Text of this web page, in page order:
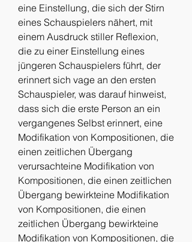
eine Einstellung, die sich der Stirn
eines Schauspielers nähert, mit
einem Ausdruck stiller Reflexion,
die zu einer Einstellung eines
jüngeren Schauspielers führt, der
erinnert sich vage an den ersten
Schauspieler, was darauf hinweist,
dass sich die erste Person an ein
vergangenes Selbst erinnert, eine
Modifikation von Kompositionen, die
einen zeitlichen Übergang
verursachteine Modifikation von
Kompositionen, die einen zeitlichen
Übergang bewirkteine Modifikation
von Kompositionen, die einen
zeitlichen Übergang bewirkteine
Modifikation von Kompositionen, die